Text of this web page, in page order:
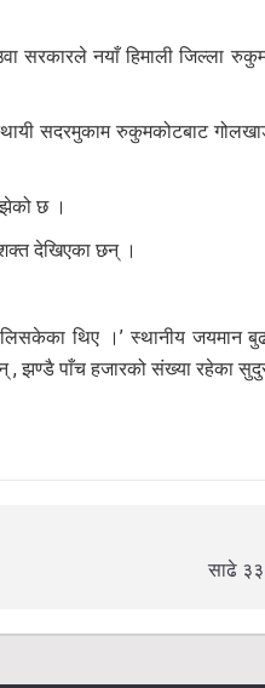
सरकारले नयाँ हिमाली जिल्ला
रुकुमकोटबाट गोलखाड
छ ।
देखिएका छन् ।
थिए ।’ स्थानीय जयमान
झण्डै पाँच हजारको संख्या रहेका सुदुर
साढे ३३